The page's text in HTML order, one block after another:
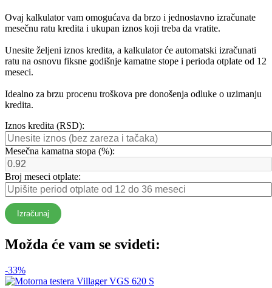
Ovaj kalkulator vam omogućava da brzo i jednostavno izračunate
mesečnu ratu kredita i ukupan iznos koji treba da vratite.
Unesite željeni iznos kredita, a kalkulator će automatski izračunati
ratu na osnovu fiksne godišnje kamatne stope i perioda otplate od 12
meseci.
Idealno za brzu procenu troškova pre donošenja odluke o uzimanju
kredita.
Iznos kredita (RSD):
Mesečna kamatna stopa (%):
Broj meseci otplate:
Izračunaj
Možda će vam se svideti:
-33%